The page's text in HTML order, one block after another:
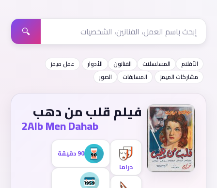
🔍
الأفلام المسلسلات الفنانون الأدوار
عمل ميمز
مشاركات الميمز
المسابقات الصور
فيلم قلب من دهب
2Alb Men Dahab
دراما
90 دقيقة